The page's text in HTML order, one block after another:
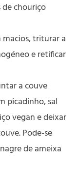
de chouriço
triturar a
e retificar
a couve
picadinho, sal
vegan e deixar
Pode-se
de ameixa